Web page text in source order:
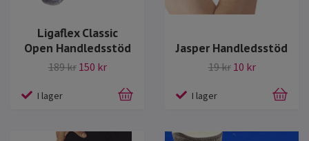
Ligaflex Classic
Open Handledsstöd
189 kr 150 kr
I lager
Jasper Handledsstöd
19 kr 10 kr
I lager